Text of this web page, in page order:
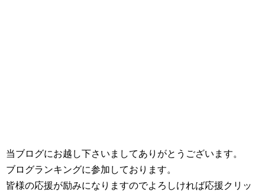
当ブログにお越し下さいましてありがとうございます。
ブログランキングに参加しております。
皆様の応援が励みになりますのでよろしければ応援クリッ